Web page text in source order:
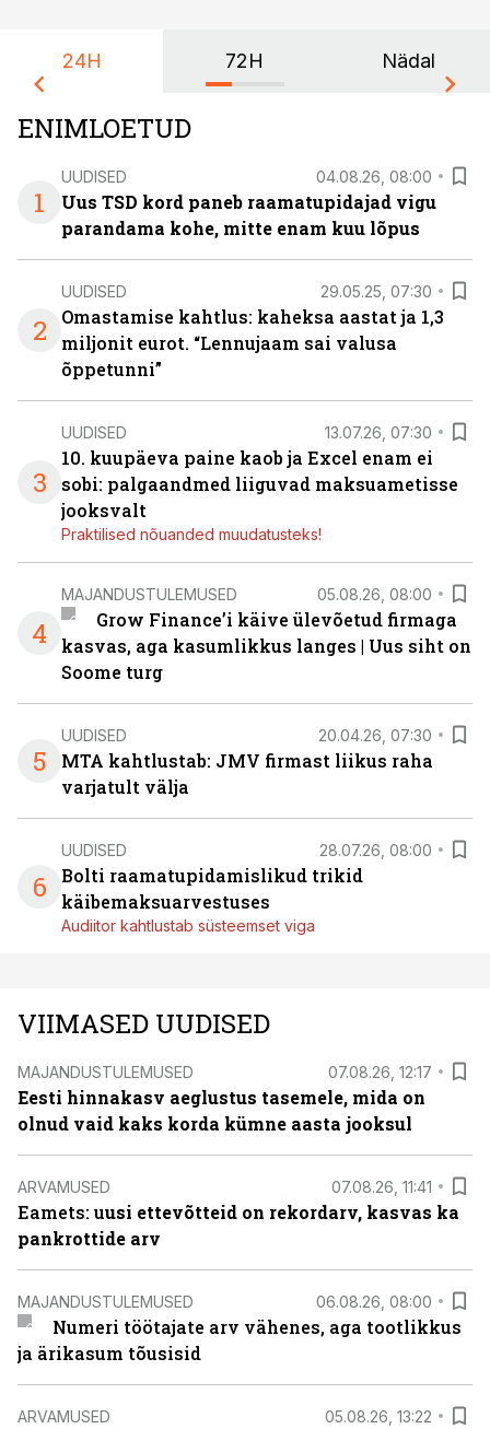
24H 72H Nädal
ENIMLOETUD
1
UUDISED 04.08.26, 08:00
Uus TSD kord paneb raamatupidajad vigu
parandama kohe, mitte enam kuu lõpus
2
UUDISED 29.05.25, 07:30
Omastamise kahtlus: kaheksa aastat ja 1,3
miljonit eurot. “Lennujaam sai valusa
õppetunni”
3
UUDISED 13.07.26, 07:30
10. kuupäeva paine kaob ja Excel enam ei
sobi: palgaandmed liiguvad maksuametisse
jooksvalt
Praktilised nõuanded muudatusteks!
4
MAJANDUSTULEMUSED 05.08.26, 08:00
Grow Finance’i käive ülevõetud firmaga
kasvas, aga kasumlikkus langes | Uus siht on
Soome turg
5
UUDISED 20.04.26, 07:30
MTA kahtlustab: JMV firmast liikus raha
varjatult välja
6
UUDISED 28.07.26, 08:00
Bolti raamatupidamislikud trikid
käibemaksuarvestuses
Audiitor kahtlustab süsteemset viga
VIIMASED UUDISED
MAJANDUSTULEMUSED 07.08.26, 12:17
Eesti hinnakasv aeglustus tasemele, mida on
olnud vaid kaks korda kümne aasta jooksul
ARVAMUSED 07.08.26, 11:41
Eamets: uusi ettevõtteid on rekordarv, kasvas ka
pankrottide arv
MAJANDUSTULEMUSED 06.08.26, 08:00
Numeri töötajate arv vähenes, aga tootlikkus
ja ärikasum tõusisid
ARVAMUSED 05.08.26, 13:22